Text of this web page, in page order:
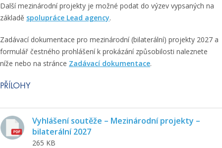
Další mezinárodní projekty je možné podat do výzev vypsaných na
základě spolupráce Lead agency.
Zadávací dokumentace pro mezinárodní (bilaterální) projekty 2027 a
formulář čestného prohlášení k prokázání způsobilosti naleznete
níže nebo na stránce Zadávací dokumentace.
PŘÍLOHY
Vyhlášení soutěže – Mezinárodní projekty –
bilaterální 2027
265 KB